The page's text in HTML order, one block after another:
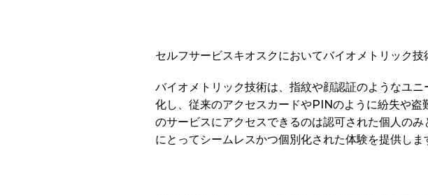
セルフサービスキオスクにおいてバイオメトリック技
バイオメトリック技術は、指紋や顔認証のようなユ
化し、従来のアクセスカードやPINのように紛失や
のサービスにアクセスできるのは認可された個人の
にとってシームレスかつ個別化された体験を提供しま